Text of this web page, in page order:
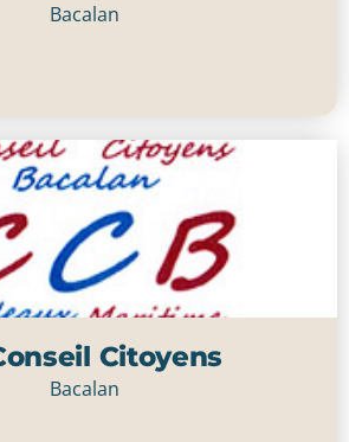
Bacalan
Citoyens
Bacalan